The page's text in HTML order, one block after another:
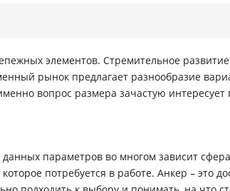
элементов. Стремительное
рынок предлагает разнообразие
вопрос размера зачастую интересует
параметров во многом зависит сфера
потребуется в работе. Анкер – это